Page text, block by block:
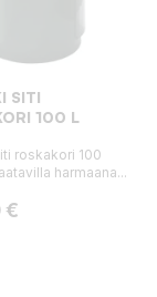
SITI
100 L
roskakori 100
harmaana...
€